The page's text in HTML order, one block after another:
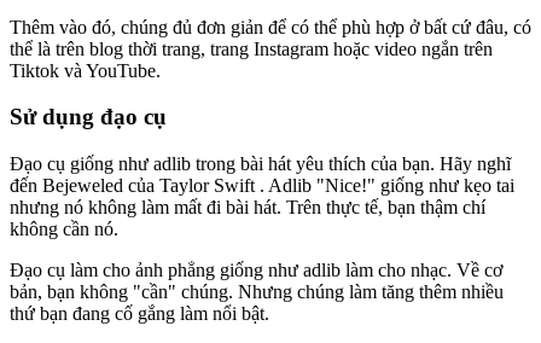
Thêm vào đó, chúng đủ đơn giản để có thể phù hợp ở bất cứ đâu, có
thể là trên blog thời trang, trang Instagram hoặc video ngắn trên
Tiktok và YouTube.
Sử dụng đạo cụ
Đạo cụ giống như adlib trong bài hát yêu thích của bạn. Hãy nghĩ
đến Bejeweled của Taylor Swift . Adlib "Nice!" giống như kẹo tai
nhưng nó không làm mất đi bài hát. Trên thực tế, bạn thậm chí
không cần nó.
Đạo cụ làm cho ảnh phẳng giống như adlib làm cho nhạc. Về cơ
bản, bạn không "cần" chúng. Nhưng chúng làm tăng thêm nhiều
thứ bạn đang cố gắng làm nổi bật.